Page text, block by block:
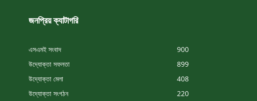
জনপ্রিয় ক্যাটাগরি
এসএমই সংবাদ
900
উদ্যোক্তা সফলতা
899
উদ্যোক্তা মেলা
408
উদ্যোক্তা সংগঠন
220